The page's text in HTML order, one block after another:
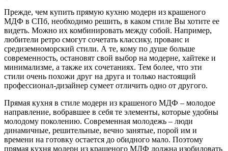
Прежде, чем купить прямую кухню модерн из крашеного
МДФ в СПб, необходимо решить, в каком стиле Вы хотите ее
видеть. Можно их комбинировать между собой. Например,
любители ретро смогут сочетать классику, прованс и
средиземноморский стили. А те, кому по душе больше
современность, остановят свой выбор на модерне, хайтеке и
минимализме, а также их сочетаниях. Тем более, что эти
стили очень похожи друг на друга и только настоящий
профессионал-дизайнер сумеет отличить одно от другого.
Прямая кухня в стиле модерн из крашеного МДФ – молодое
направление, вобравшее в себя те элементы, которые удобны
молодому поколению. Современная молодежь – люди
динамичные, решительные, вечно занятые, порой им и
времени на готовку остается до обидного мало. Поэтому
прямая кухня модерн из крашеного МДФ должна изобиловать